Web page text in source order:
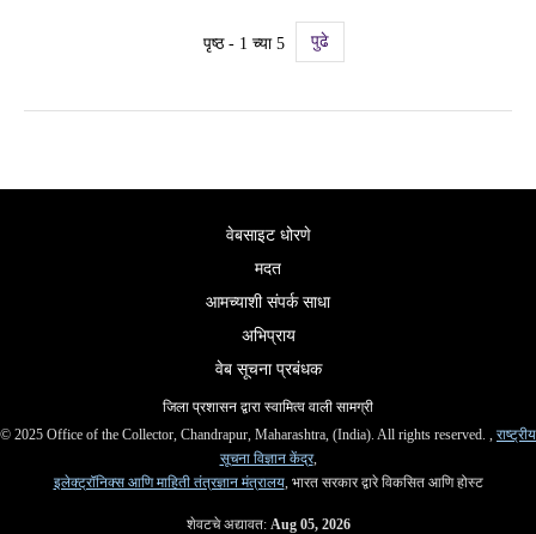
पृष्ठ - 1 च्या 5 पुढे
वेबसाइट धोरणे
मदत
आमच्याशी संपर्क साधा
अभिप्राय
वेब सूचना प्रबंधक
जिला प्रशासन द्वारा स्वामित्व वाली सामग्री
© 2025 Office of the Collector, Chandrapur, Maharashtra, (India). All rights reserved. , राष्ट्रीय
सूचना विज्ञान केंद्र,
इलेक्ट्रॉनिक्स आणि माहिती तंत्रज्ञान मंत्रालय, भारत सरकार द्वारे विकसित आणि होस्ट
शेवटचे अद्यावत: Aug 05, 2026